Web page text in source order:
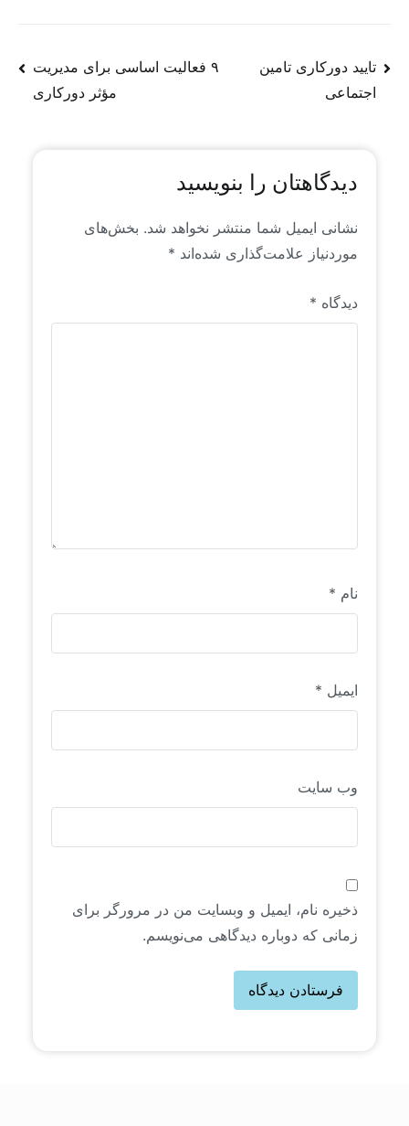
از روندها و سیگنال‌های موجود در فضای جهانی منابع
انسانی است که خاص رایان راهبرد است. این محتواها
تایید دورکاری تامین
اجتماعی
۹ فعالیت اساسی برای مدیریت
مؤثر دورکاری
دیدگاهتان را بنویسید
نشانی ایمیل شما منتشر نخواهد شد. بخش‌های
موردنیاز علامت‌گذاری شده‌اند *
دیدگاه *
نام *
ایمیل *
وب‌ سایت
ذخیره نام، ایمیل و وبسایت من در مرورگر برای
زمانی که دوباره دیدگاهی می‌نویسم.